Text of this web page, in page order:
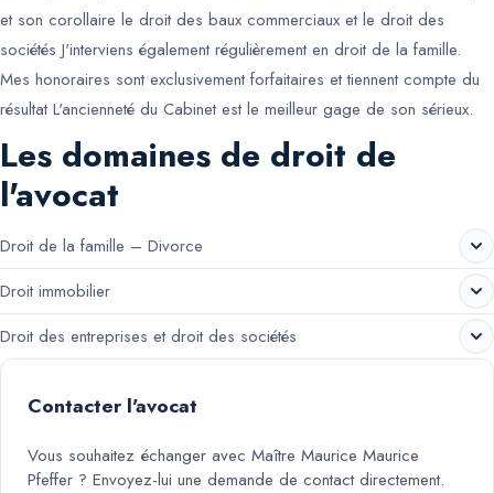
et son corollaire le droit des baux commerciaux et le droit des
sociétés J'interviens également régulièrement en droit de la famille.
Mes honoraires sont exclusivement forfaitaires et tiennent compte du
résultat L'ancienneté du Cabinet est le meilleur gage de son sérieux.
Les domaines de droit de
l'avocat
Droit de la famille – Divorce
Droit immobilier
Droit des entreprises et droit des sociétés
Contacter l'avocat
Vous souhaitez échanger avec Maître Maurice Maurice
Pfeffer ? Envoyez-lui une demande de contact directement.